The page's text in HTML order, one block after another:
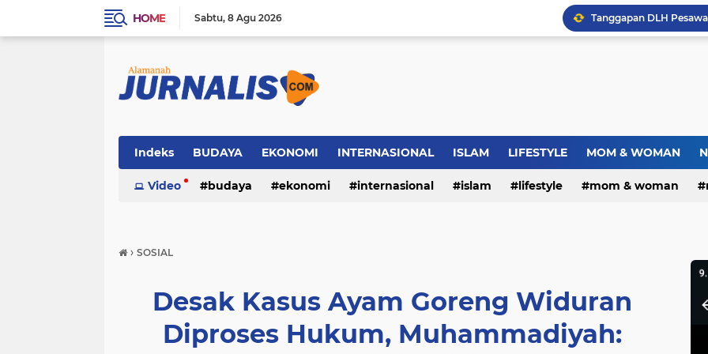
HOME Sabtu 8 Agu 2026
Warga RW.06 Wisma
Indeks BUDAYA EKONOMI INTERNASIONAL ISLAM LIFESTYLE MOM & WOMAN
SOSIAL WISATA
Video budaya ekonomi internasional islam lifestyle mom & woman
› SOSIAL
Desak Kasus Ayam Goreng Widuran
Diproses Hukum, Muhammadiyah: